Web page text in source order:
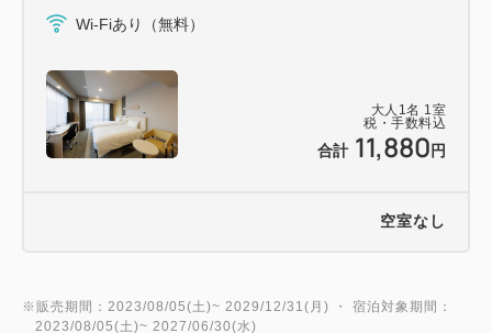
大人 1 名 1 室
税・手数料込
合計 11,880 円
Wi-Fiあり（無料）
空室なし
※販売期間：2023/08/05(土)~ 2029/12/31(月) ・ 宿泊対象期間：
2023/08/05(土)~ 2027/06/30(水)